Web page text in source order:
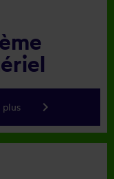
plus keyboard_arrow_right